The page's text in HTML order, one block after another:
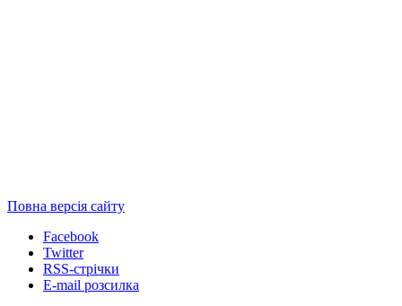
Повна версія сайту
Facebook
Twitter
RSS-стрічки
E-mail розсилка